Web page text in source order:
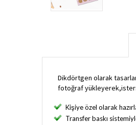
Dikdörtgen olarak
fotoğraf
Kişiye özel olarak
Transfer baskı